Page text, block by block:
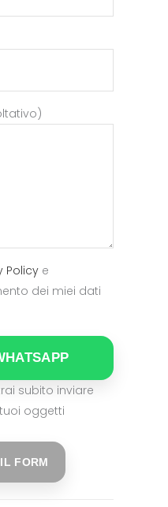
Policy e
dei miei dati
subito inviare
oggetti
FORM